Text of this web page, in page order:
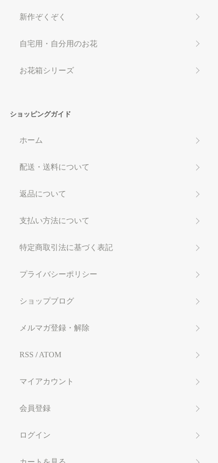
新作ぞくぞく
自宅用・自分用のお花
お花箱シリーズ
ショッピングガイド
ホーム
配送・送料について
返品について
支払い方法について
特定商取引法に基づく表記
プライバシーポリシー
ショップブログ
メルマガ登録・解除
RSS /ATOM
マイアカウント
会員登録
ログイン